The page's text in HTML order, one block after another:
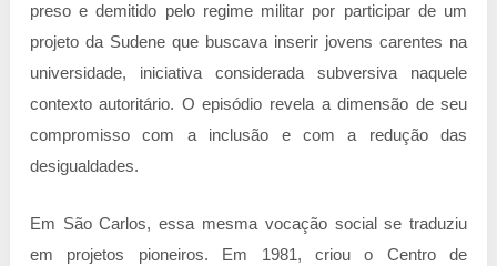
preso e demitido pelo regime militar por participar de um
projeto da Sudene que buscava inserir jovens carentes na
universidade, iniciativa considerada subversiva naquele
contexto autoritário. O episódio revela a dimensão de seu
compromisso com a inclusão e com a redução das
desigualdades.
Em São Carlos, essa mesma vocação social se traduziu
em projetos pioneiros. Em 1981, criou o Centro de